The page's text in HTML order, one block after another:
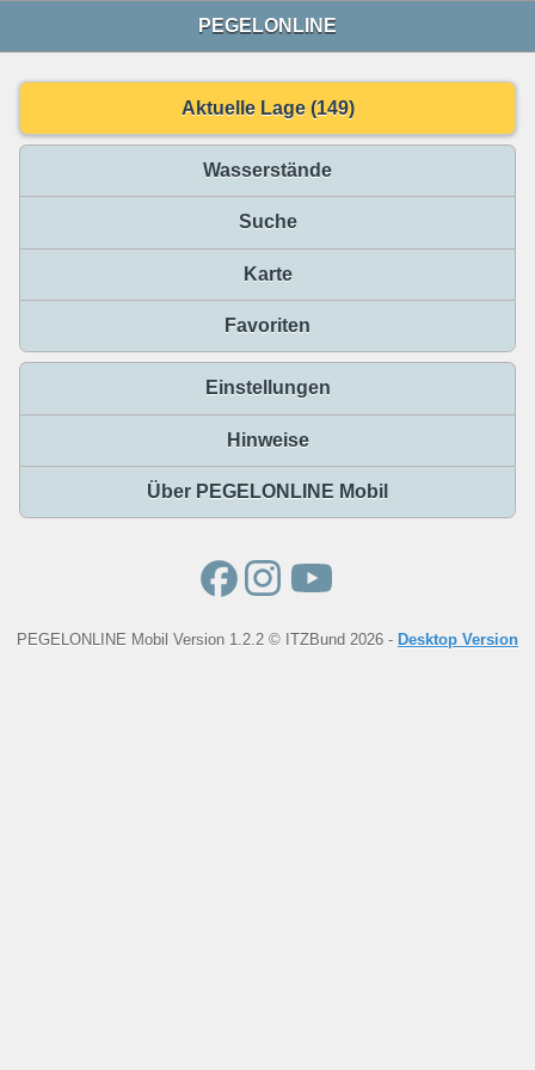
PEGELONLINE
Aktuelle Lage (149)
Wasserstände
Suche
Karte
Favoriten
Einstellungen
Hinweise
Über PEGELONLINE Mobil
PEGELONLINE Mobil Version 1.2.2 © ITZBund 2026 - Desktop Version